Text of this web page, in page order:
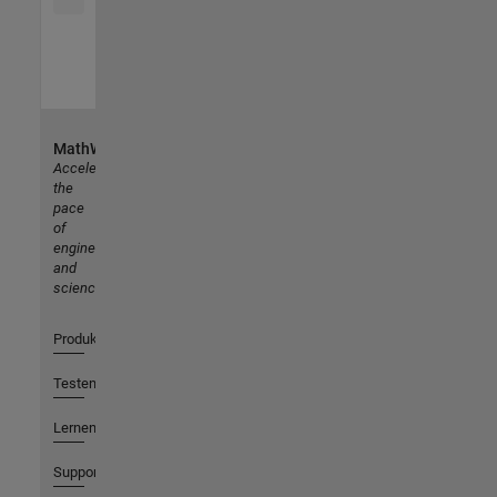
MathWorks
Accelerating
the
pace
of
engineering
and
science
Produkte
Testen oder Kaufen
Lernen
Support